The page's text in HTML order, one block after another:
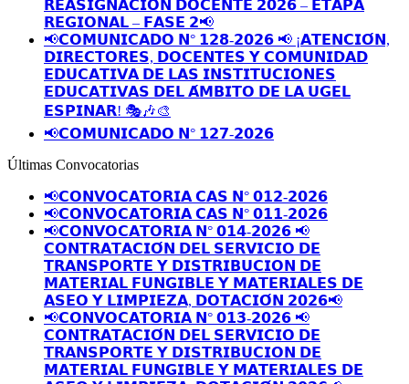
𝗥𝗘𝗔𝗦𝗜𝗚𝗡𝗔𝗖𝗜𝗢́𝗡 𝗗𝗢𝗖𝗘𝗡𝗧𝗘 𝟮𝟬𝟮𝟲 – 𝗘𝗧𝗔𝗣𝗔
𝗥𝗘𝗚𝗜𝗢𝗡𝗔𝗟 – 𝗙𝗔𝗦𝗘 𝟮📢
📢𝗖𝗢𝗠𝗨𝗡𝗜𝗖𝗔𝗗𝗢 𝗡° 𝟭𝟮𝟴-𝟮𝟬𝟮𝟲 📢 ¡𝗔𝗧𝗘𝗡𝗖𝗜𝗢́𝗡,
𝗗𝗜𝗥𝗘𝗖𝗧𝗢𝗥𝗘𝗦, 𝗗𝗢𝗖𝗘𝗡𝗧𝗘𝗦 𝗬 𝗖𝗢𝗠𝗨𝗡𝗜𝗗𝗔𝗗
𝗘𝗗𝗨𝗖𝗔𝗧𝗜𝗩𝗔 𝗗𝗘 𝗟𝗔𝗦 𝗜𝗡𝗦𝗧𝗜𝗧𝗨𝗖𝗜𝗢𝗡𝗘𝗦
𝗘𝗗𝗨𝗖𝗔𝗧𝗜𝗩𝗔𝗦 𝗗𝗘𝗟 𝗔́𝗠𝗕𝗜𝗧𝗢 𝗗𝗘 𝗟𝗔 𝗨𝗚𝗘𝗟
𝗘𝗦𝗣𝗜𝗡𝗔𝗥! 🎭🎶🎨
📢𝗖𝗢𝗠𝗨𝗡𝗜𝗖𝗔𝗗𝗢 𝗡° 𝟭𝟮𝟳-𝟮𝟬𝟮𝟲
Últimas Convocatorias
📢𝗖𝗢𝗡𝗩𝗢𝗖𝗔𝗧𝗢𝗥𝗜𝗔 𝗖𝗔𝗦 𝗡° 𝟬𝟭𝟮-𝟮𝟬𝟮𝟲
📢𝗖𝗢𝗡𝗩𝗢𝗖𝗔𝗧𝗢𝗥𝗜𝗔 𝗖𝗔𝗦 𝗡° 𝟬𝟭𝟭-𝟮𝟬𝟮𝟲
📢𝗖𝗢𝗡𝗩𝗢𝗖𝗔𝗧𝗢𝗥𝗜𝗔 𝗡° 𝟬𝟭𝟰-𝟮𝟬𝟮𝟲 📢
𝗖𝗢𝗡𝗧𝗥𝗔𝗧𝗔𝗖𝗜𝗢́𝗡 𝗗𝗘𝗟 𝗦𝗘𝗥𝗩𝗜𝗖𝗜𝗢 𝗗𝗘
𝗧𝗥𝗔𝗡𝗦𝗣𝗢𝗥𝗧𝗘 𝗬 𝗗𝗜𝗦𝗧𝗥𝗜𝗕𝗨𝗖𝗜𝗢𝗡 𝗗𝗘
𝗠𝗔𝗧𝗘𝗥𝗜𝗔𝗟 𝗙𝗨𝗡𝗚𝗜𝗕𝗟𝗘 𝗬 𝗠𝗔𝗧𝗘𝗥𝗜𝗔𝗟𝗘𝗦 𝗗𝗘
𝗔𝗦𝗘𝗢 𝗬 𝗟𝗜𝗠𝗣𝗜𝗘𝗭𝗔, 𝗗𝗢𝗧𝗔𝗖𝗜𝗢́𝗡 𝟮𝟬𝟮𝟲📢
📢𝗖𝗢𝗡𝗩𝗢𝗖𝗔𝗧𝗢𝗥𝗜𝗔 𝗡° 𝟬𝟭𝟯-𝟮𝟬𝟮𝟲 📢
𝗖𝗢𝗡𝗧𝗥𝗔𝗧𝗔𝗖𝗜𝗢́𝗡 𝗗𝗘𝗟 𝗦𝗘𝗥𝗩𝗜𝗖𝗜𝗢 𝗗𝗘
𝗧𝗥𝗔𝗡𝗦𝗣𝗢𝗥𝗧𝗘 𝗬 𝗗𝗜𝗦𝗧𝗥𝗜𝗕𝗨𝗖𝗜𝗢𝗡 𝗗𝗘
𝗠𝗔𝗧𝗘𝗥𝗜𝗔𝗟 𝗙𝗨𝗡𝗚𝗜𝗕𝗟𝗘 𝗬 𝗠𝗔𝗧𝗘𝗥𝗜𝗔𝗟𝗘𝗦 𝗗𝗘